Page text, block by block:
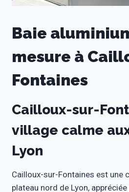
Baie
mesure à
Fontaines
Cailloux-sur-
village calme
Lyon
Cailloux-sur-Fontaines est une
plateau nord de Lyon,